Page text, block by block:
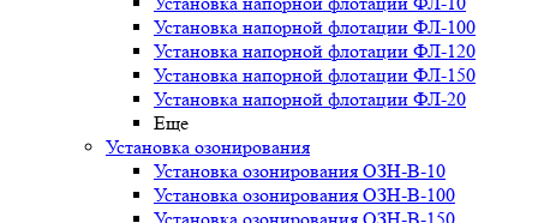
Установка напорной флотации ФЛ-100
Установка напорной флотации ФЛ-120
Установка напорной флотации ФЛ-150
Установка напорной флотации ФЛ-20
Еще
Установка озонирования
Установка озонирования ОЗН-В-10
Установка озонирования ОЗН-В-100